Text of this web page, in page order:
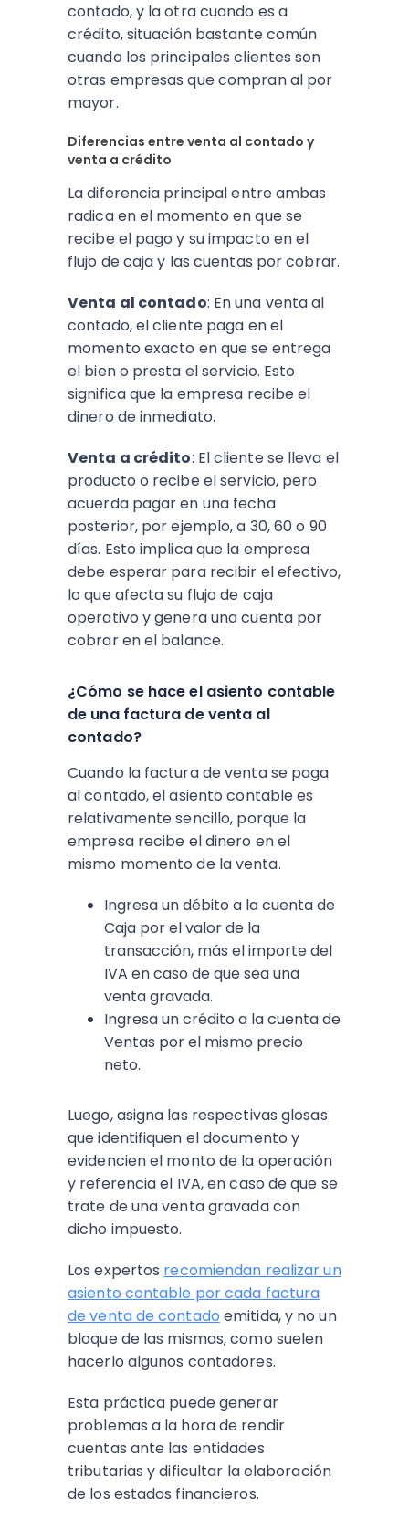
contado, y la otra cuando es a
crédito, situación bastante común
cuando los principales clientes son
otras empresas que compran al por
mayor.
Diferencias entre venta al contado y
venta a crédito
La diferencia principal entre ambas
radica en el momento en que se
recibe el pago y su impacto en el
flujo de caja y las cuentas por cobrar.​
Venta al contado: En una venta al
contado, el cliente paga en el
momento exacto en que se entrega
el bien o presta el servicio. Esto
significa que la empresa recibe el
dinero de inmediato.
Venta a crédito: El cliente se lleva el
producto o recibe el servicio, pero
acuerda pagar en una fecha
posterior, por ejemplo, a 30, 60 o 90
días. Esto implica que la empresa
debe esperar para recibir el efectivo,
lo que afecta su flujo de caja
operativo y genera una cuenta por
cobrar en el balance.
¿Cómo se hace el asiento contable
de una factura de venta al
contado?
Cuando la factura de venta se paga
al contado, el asiento contable es
relativamente sencillo, porque la
empresa recibe el dinero en el
mismo momento de la venta.​
Ingresa un débito a la cuenta de
Caja por el valor de la
transacción, más el importe del
IVA en caso de que sea una
venta gravada.
Ingresa un crédito a la cuenta de
Ventas por el mismo precio
neto.
Luego, asigna las respectivas glosas
que identifiquen el documento y
evidencien el monto de la operación
y referencia el IVA, en caso de que se
trate de una venta gravada con
dicho impuesto.
Los expertos recomiendan realizar un
asiento contable por cada factura
de venta de contado emitida, y no un
bloque de las mismas, como suelen
hacerlo algunos contadores.
Esta práctica puede generar
problemas a la hora de rendir
cuentas ante las entidades
tributarias y dificultar la elaboración
de los estados financieros.